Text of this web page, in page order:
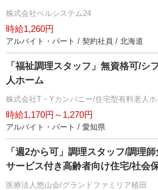
株式会社ベルシステム24
時給1,260円
アルバイト・パート / 契約社員 / 北海道
「福祉調理スタッフ」無資格可/シ
人ホーム
株式会社T・Yカンパニー/住宅型有料老人
時給1,170円～1,270円
アルバイト・パート / 愛知県
「週2から可」調理スタッフ/調理
サービス付き高齢者向け住宅/社会
医療法人悠山会/グランドファミリア植田